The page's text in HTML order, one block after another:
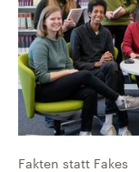
Fakten statt Fakes